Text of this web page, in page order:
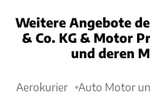
Weitere Angebote
& Co. KG & Motor
und deren
Aerokurier Auto Motor